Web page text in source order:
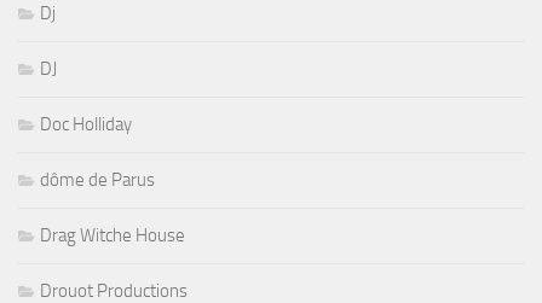
Dj
DJ
Doc Holliday
dôme de Parus
Drag Witche House
Drouot Productions